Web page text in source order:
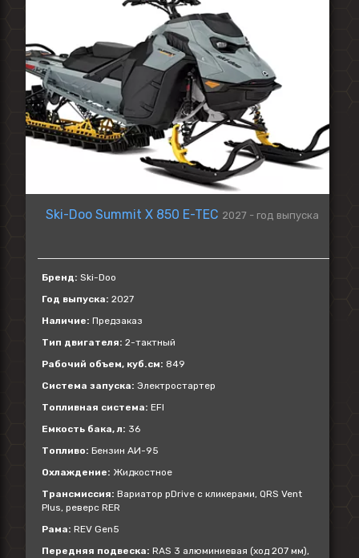
Ski-Doo Summit X 850 E-TEC 2027 - год выпуска
Бренд: Ski-Doo
Год выпуска: 2027
Наличие: Предзаказ
Тип двигателя: 2-тактный
Рабочий объем, куб.см: 849
Система запуска: Электростартер
Топливная система: EFI
Емкость бака, л: 36
Топливо: Бензин АИ-95
Охлаждение: Жидкостное
Трансмиссия: Вариатор pDrive с кликерами, QRS Vent
Plus, реверс RER
Рама: REV Gen5
Передняя подвеска: RAS 3 алюминиевая (ход 207 мм),